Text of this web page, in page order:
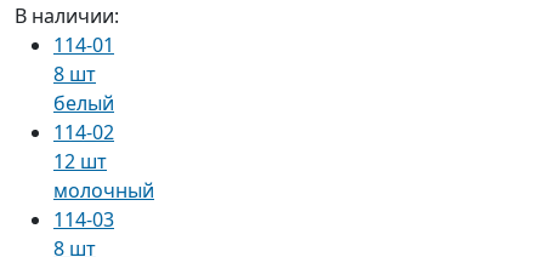
В наличии:
114-01
8 шт
белый
114-02
12 шт
молочный
114-03
8 шт